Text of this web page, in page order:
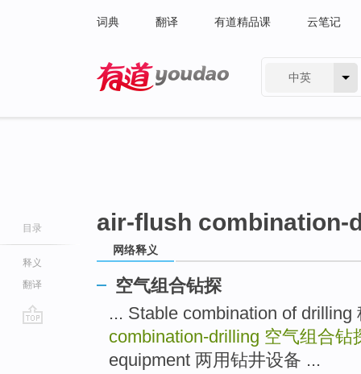
词典 翻译 有道精品课 云笔记
中英
目录
释义
翻译
air-flush combination-
网络释义
空气组合钻探
... Stable combination of
combination-drilling 空气组合钻
equipment 两用钻井设备 ...